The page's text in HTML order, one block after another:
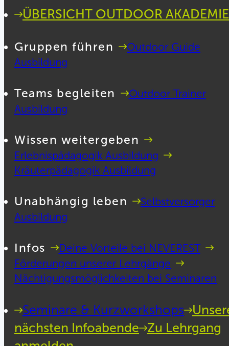
ÜBERSICHT OUTDOOR AKADEMIE
Gruppen führen
Outdoor Guide
Ausbildung
Teams begleiten
Outdoor Trainer
Ausbildung
Wissen weitergeben
Erlebnispädagogik Ausbildung
Kräuterpädagogik Ausbildung
Unabhängig leben
Selbstversorger
Ausbildung
Infos
Deine Vorteile bei NEVEREST
Förderungen unserer Lehrgänge
Nächtigungsmöglichkeiten bei Seminaren
Seminare & Kurzworkshops
nächsten Infoabende Zu Lehrgang